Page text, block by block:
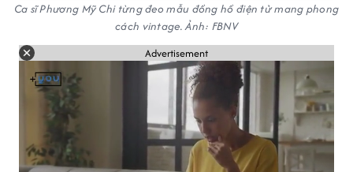
Ca sĩ Phương Mỹ Chi từng đeo mẫu đồng hồ điện tử mang phong
cách vintage. Ảnh: FBNV
Advertisement